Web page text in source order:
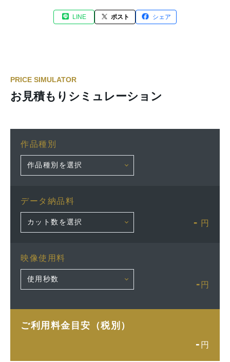
LINE ポスト シェア
PRICE SIMULATOR
お見積もりシミュレーション
作品種別
データ納品料
- 円
映像使用料
- 円
ご利用料金目安（税別）
- 円